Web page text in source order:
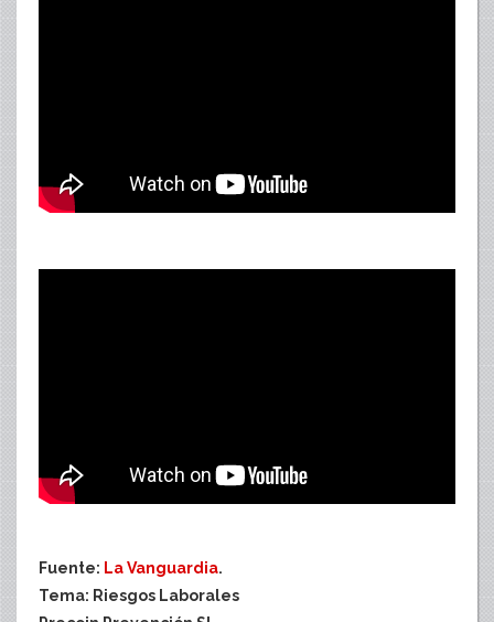
Fuente: La Vanguardia.
Tema: Riesgos Laborales